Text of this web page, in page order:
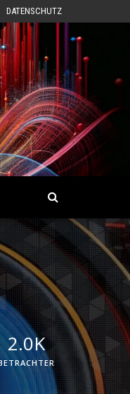
DATENSCHUTZ
2.0K